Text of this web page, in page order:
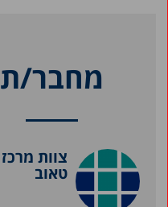
מחבר/ת
צוות מרכז
טאוב